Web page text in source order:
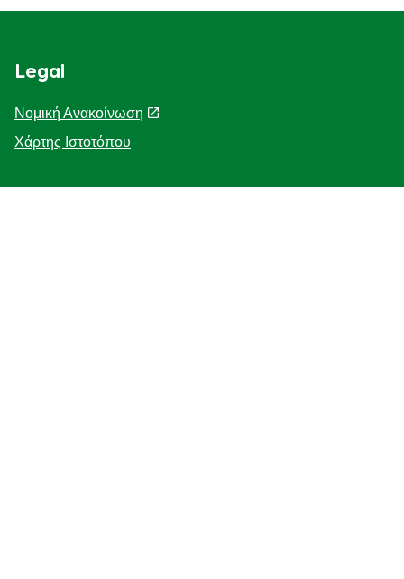
Legal
Νομική Ανακοίνωση
Χάρτης Ιστοτόπου